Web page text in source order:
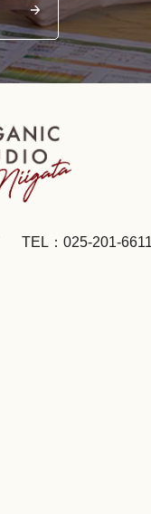
TEL：025-201-